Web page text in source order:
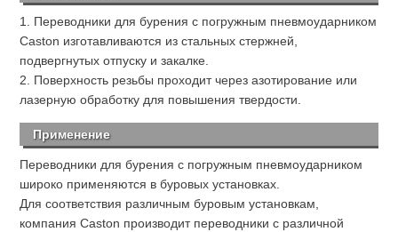
1. Переводники для бурения с погружным пневмоударником
Caston изготавливаются из стальных стержней,
подвергнутых отпуску и закалке.
2. Поверхность резьбы проходит через азотирование или
лазерную обработку для повышения твердости.
Применение
Переводники для бурения с погружным пневмоударником
широко применяются в буровых установках.
Для соответствия различным буровым установкам,
компания Caston производит переводники с различной